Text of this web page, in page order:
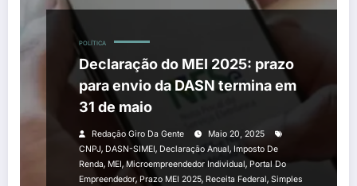
POLÍTICA
Declaração do MEI 2025: prazo
para envio da DASN termina em
31 de maio
Redação Giro Da Gente
Maio 20, 2025
CNPJ, DASN-SIMEI, Declaração Anual, Imposto De
Renda, MEI,Microempreendedor Individual, Portal Do
Empreendedor, Prazo MEI 2025, Receita Federal, Simples